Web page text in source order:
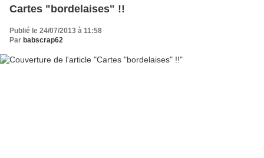
Cartes "bordelaises" !!
Publié le 24/07/2013 à 11:58
Par babscrap62